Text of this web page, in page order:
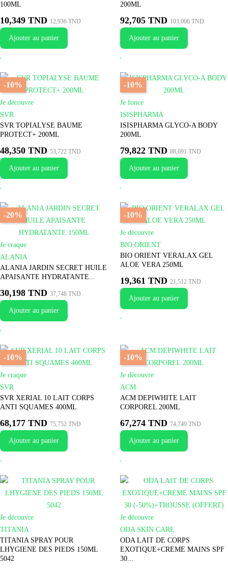
100ML
10,349 TND 12,936 TND
Ajouter au panier
200ML
92,705 TND 103,006 TND
Ajouter au panier
Je découvre
-10%
SVR
SVR TOPIALYSE BAUME
PROTECT+ 200ML
48,350 TND 53,722 TND
Ajouter au panier
Je fonce
-10%
ISISPHARMA
ISISPHARMA GLYCO-A BODY
200ML
79,822 TND 88,691 TND
Ajouter au panier
Je craque
-20%
ALANIA
ALANIA JARDIN SECRET HUILE
APAISANTE HYDRATANTE...
30,198 TND 37,748 TND
Ajouter au panier
Je découvre
-10%
BIO ORIENT
BIO ORIENT VERALAX GEL
ALOE VERA 250ML
19,361 TND 21,512 TND
Ajouter au panier
Je craque
-10%
SVR
SVR XERIAL 10 LAIT CORPS
ANTI SQUAMES 400ML
68,177 TND 75,752 TND
Ajouter au panier
Je découvre
-10%
ACM
ACM DEPIWHITE LAIT
CORPOREL 200ML
67,274 TND 74,749 TND
Ajouter au panier
Je découvre
TITANIA
TITANIA SPRAY POUR
LHYGIENE DES PIEDS 150ML
5042
Je découvre
ODA SKIN CARE
ODA LAIT DE CORPS
EXOTIQUE+CREME MAINS SPF
30...